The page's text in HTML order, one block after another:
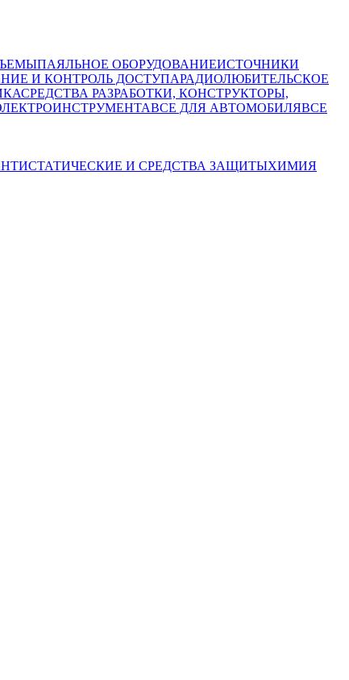
ПАЯЛЬНОЕ ОБОРУДОВАНИЕИСТОЧНИКИ
И КОНТРОЛЬ ДОСТУПАРАДИОЛЮБИТЕЛЬСКОЕ
СРЕДСТВА РАЗРАБОТКИ, КОНСТРУКТОРЫ,
ВСЕ ДЛЯ АВТОМОБИЛЯВСЕ
И СРЕДСТВА ЗАЩИТЫХИМИЯ